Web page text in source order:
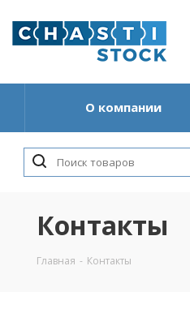
О компании
Контакты
Главная - Контакты